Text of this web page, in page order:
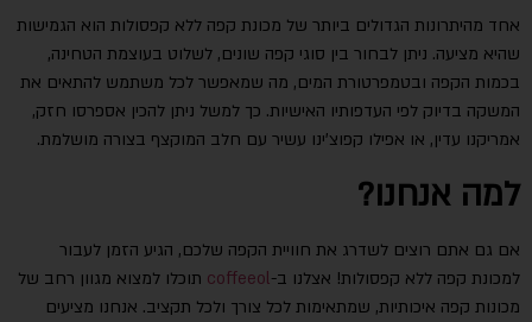
אחד מהיתרונות הגדולים ביותר של מכונת קפה ללא קפסולות הוא הגמישות
שהיא מציעה. ניתן לבחור בין סוגי קפה שונים, לשלוט בעוצמת הטחינה,
בכמות הקפה ובטמפרטורת המים, מה שמאפשר לכל משתמש להתאים את
המשקה בדיוק לפי העדפותיו האישיות. כך למשל ניתן להכין אספרסו חזק,
אמריקנו עדין, או אפילו קפוצ'ינו עשיר עם חלב המוקצף בצורה מושלמת.
למה אנחנו?
אם גם אתם רוצים לשדרג את חוויית הקפה שלכם, הגיע הזמן לעבור
למכונת קפה ללא קפסולות! אצלנו ב-coffeeol תוכלו למצוא מגוון רחב של
מכונות קפה איכותיות, שמתאימות לכל צורך ולכל תקציב. אנחנו מציעים